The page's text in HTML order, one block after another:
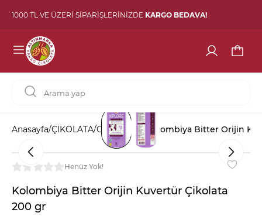
1000 TL VE ÜZERİ SİPARİŞLERİNİZDE KARGO BEDAVA!
Anasayfa/ÇİKOLATA/Orijin Serisi Kolombiya Bitter Orijin
Henüz Yok!
Kolombiya Bitter Orijin Kuvertür Çikolata
200 gr